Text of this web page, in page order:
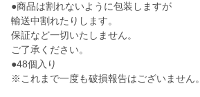
●商品は割れないように包装しますが
輸送中割れたりします。
保証など一切いたしません。
ご了承ください。
●48個入り
※これまで一度も破損報告はございません。